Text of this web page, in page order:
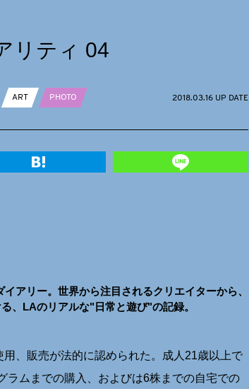
リティ 04
ART PHOTO 2018.03.16 UP DATE
アリー。世界から注目されるクリエイターから、
、LAのリアルな"日常と遊び"の記録。
、販売が法的に認められた。成人21歳以上で
ラムまでの購入、およびは6株までの自宅での